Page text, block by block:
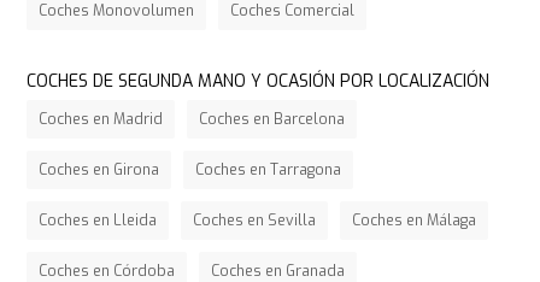
Coches Monovolumen Coches Comercial
COCHES DE SEGUNDA MANO Y OCASIÓN POR LOCALIZACIÓN
Coches en Madrid Coches en Barcelona
Coches en Girona Coches en Tarragona
Coches en Lleida Coches en Sevilla Coches en Málaga
Coches en Córdoba Coches en Granada